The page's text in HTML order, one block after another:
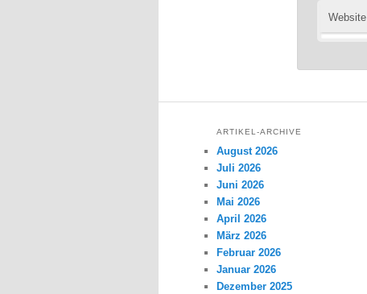
Website
ARTIKEL-ARCHIVE
August 2026
Juli 2026
Juni 2026
Mai 2026
April 2026
März 2026
Februar 2026
Januar 2026
Dezember 2025